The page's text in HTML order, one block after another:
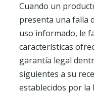
Cuando un
presenta una falla
uso informado, le
características
garantía legal
siguientes a su
establecidos por la